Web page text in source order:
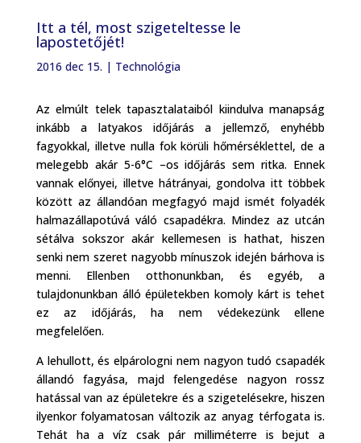
Itt a tél, most szigeteltesse le
lapostetőjét!
2016 dec 15. | Technológia
Az elmúlt telek tapasztalataiból kiindulva manapság
inkább a latyakos időjárás a jellemző, enyhébb
fagyokkal, illetve nulla fok körüli hőmérséklettel, de a
melegebb akár 5-6°C –os időjárás sem ritka. Ennek
vannak előnyei, illetve hátrányai, gondolva itt többek
között az állandóan megfagyó majd ismét folyadék
halmazállapotúvá váló csapadékra. Mindez az utcán
sétálva sokszor akár kellemesen is hathat, hiszen
senki nem szeret nagyobb mínuszok idején bárhova is
menni. Ellenben otthonunkban, és egyéb, a
tulajdonunkban álló épületekben komoly kárt is tehet
ez az időjárás, ha nem védekezünk ellene
megfelelően.
A lehullott, és elpárologni nem nagyon tudó csapadék
állandó fagyása, majd felengedése nagyon rossz
hatással van az épületekre és a szigetelésekre, hiszen
ilyenkor folyamatosan változik az anyag térfogata is.
Tehát ha a víz csak pár milliméterre is bejut a